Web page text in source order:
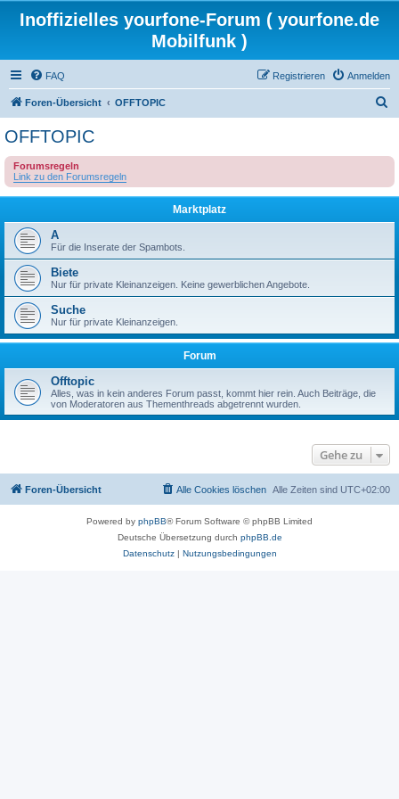
Inoffizielles yourfone-Forum ( yourfone.de
Mobilfunk )
FAQ Anmelden
Registrieren
Foren-Übersicht OFFTOPIC
e
OFFTOPIC
Forumsregeln
Link zu den Forumsregeln
Marktplatz
A
Für die Inserate der Spambots.
Biete
Nur für private Kleinanzeigen. Keine gewerblichen Angebote.
Suche
Nur für private Kleinanzeigen.
Forum
Offtopic
Alles, was in kein anderes Forum passt, kommt hier rein. Auch Beiträge, die
von Moderatoren aus Thementhreads abgetrennt wurden.
Gehe zu
Foren-Übersicht Alle Zeiten sind UTC+02:00
Alle Cookies löschen
Powered by phpBB® Forum Software © phpBB Limited
Deutsche Übersetzung durch phpBB.de
Datenschutz| Nutzungsbedingungen